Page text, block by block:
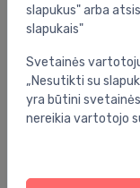
Prekės ženklas:
slapukus" arba
slapukais"
Svetainės
„Nesutikti su
yra būtini
nereikia vartotojo